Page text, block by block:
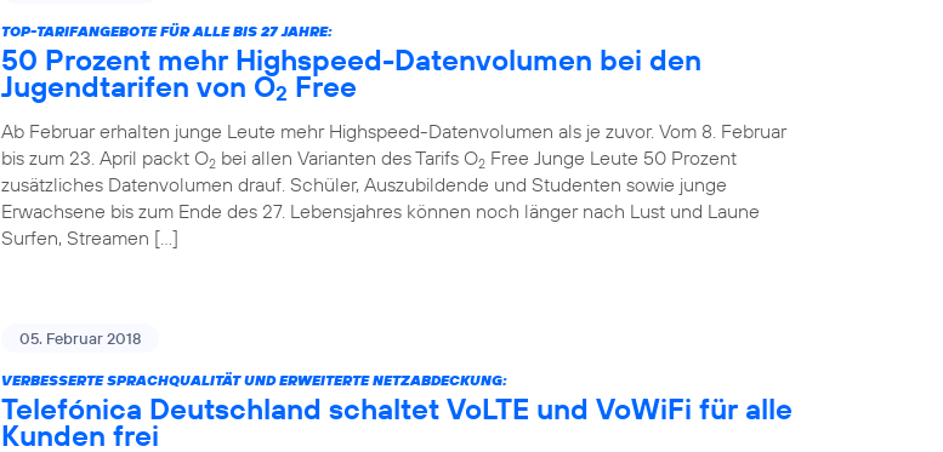
TOP-TARIFANGEBOTE FÜR ALLE BIS 27 JAHRE:
50 Prozent mehr Highspeed-Datenvolumen bei den
Jugendtarifen von O2 Free
Ab Februar erhalten junge Leute mehr Highspeed-Datenvolumen als je zuvor. Vom 8. Februar
bis zum 23. April packt O2 bei allen Varianten des Tarifs O2 Free Junge Leute 50 Prozent
zusätzliches Datenvolumen drauf. Schüler, Auszubildende und Studenten sowie junge
Erwachsene bis zum Ende des 27. Lebensjahres können noch länger nach Lust und Laune
Surfen, Streamen […]
05. Februar 2018
VERBESSERTE SPRACHQUALITÄT UND ERWEITERTE NETZABDECKUNG:
Telefónica Deutschland schaltet VoLTE und VoWiFi für alle
Kunden frei